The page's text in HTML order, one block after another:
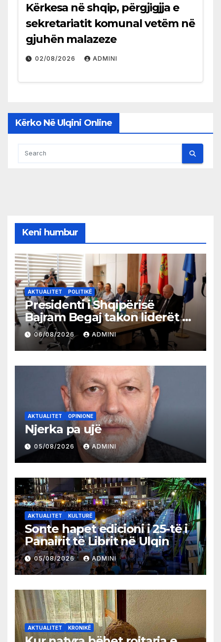
Kërkesa në shqip, përgjigjja e
sekretariatit komunal vetëm në
gjuhën malazeze
02/08/2026 ADMINI
Kërko Në Ulqini Online
Keni humbur
AKTUALITET POLITIKË
Presidenti i Shqipërisë
Bajram Begaj takon liderët e
partive shqiptare në Ulqin
06/08/2026 ADMINI
AKTUALITET OPINIONE
Njerka pa ujë
05/08/2026 ADMINI
AKTUALITET KULTURË
Sonte hapet edicioni i 25-të i
Panairit të Librit në Ulqin
05/08/2026 ADMINI
AKTUALITET KRONIKË